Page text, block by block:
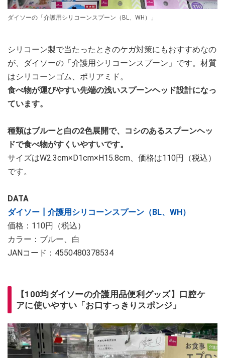
ダイソーの「介護用シリコーンスプーン（BL、WH）」
シリコーン製で当たったときのケガ対策にもおすすめなの
が、ダイソーの「介護用シリコーンスプーン」です。材質
はシリコーンゴム、ポリアミド。
食べ物が運びやすい先端の浅いスプーンヘッド設計になっ
ています。
種類はブルーと白の2色展開で、コシのあるスプーンヘッ
ドで食べ物がすくいやすいです。
サイズはW2.3cm×D1cm×H15.8cm、価格は110円（税込）
です。
DATA
ダイソー┃介護用シリコーンスプーン（BL、WH）
価格：110円（税込）
カラー：ブルー、白
JANコード：4550480378534
【100均ダイソーの介護用品便利グッズ】口腔ケ
アに使いやすい「お口すっきりスポンジ」